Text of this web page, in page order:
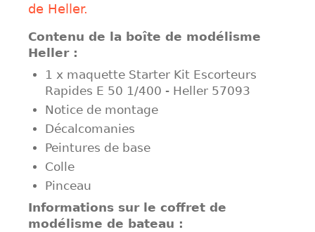
de Heller.
Contenu de la boîte de modélisme
Heller :
1 x maquette Starter Kit Escorteurs
Rapides E 50 1/400 - Heller 57093
Notice de montage
Décalcomanies
Peintures de base
Colle
Pinceau
Informations sur le coffret de
modélisme de bateau :